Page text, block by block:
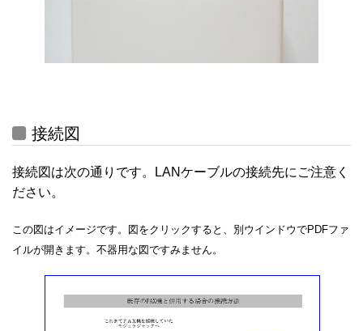
接続図
接続図は次の通りです。LANケーブルの接続先にご注意く
ださい。
この図はイメージです。図をクリックすると、別ウインドウでPDFファ
イルが開きます。不器用な図ですみません。